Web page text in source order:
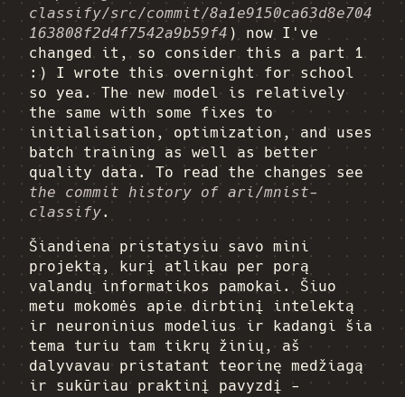
classify/src/commit/8a1e9150ca63d8e704
163808f2d4f7542a9b59f4 ) now I've
changed it, so consider this a part 1
:) I wrote this overnight for school
so yea. The new model is relatively
the same with some fixes to
initialisation, optimization, and uses
batch training as well as better
quality data. To read the changes see
the commit history of ari/mnist-
classify.
Šiandiena pristatysiu savo mini
projektą, kurį atlikau per porą
valandų informatikos pamokai. Šiuo
metu mokomės apie dirbtinį intelektą
ir neuroninius modelius ir kadangi šia
tema turiu tam tikrų žinių, aš
dalyvavau pristatant teorinę medžiagą
ir sukūriau praktinį pavyzdį -